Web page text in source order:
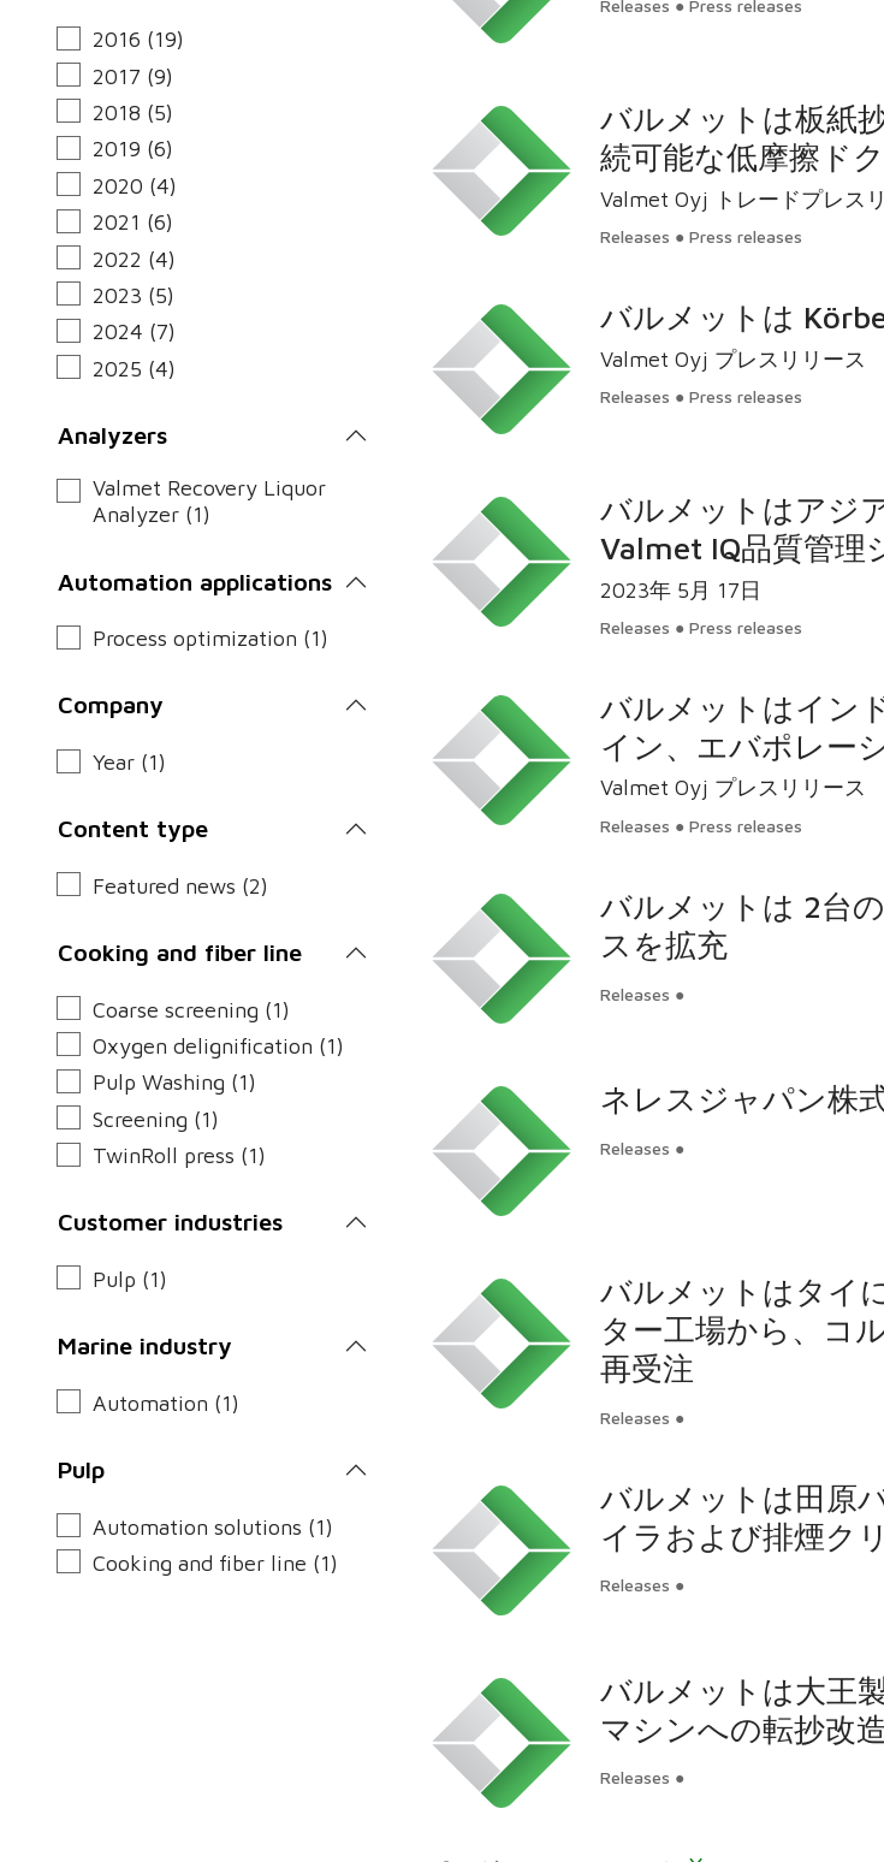
2016 (19)
2017 (9)
2018 (5)
2019 (6)
2020 (4)
2021 (6)
2022 (4)
2023 (5)
2024 (7)
2025 (4)
Analyzers
Valmet Recovery Liquor
Analyzer (1)
Automation applications
Process optimization (1)
Company
Year (1)
Content type
Featured news (2)
Cooking and fiber line
Coarse screening (1)
Oxygen delignification (1)
Pulp Washing (1)
Screening (1)
TwinRoll press (1)
Customer industries
Pulp (1)
Marine industry
Automation (1)
Pulp
Automation solutions (1)
Cooking and fiber line (1)
Releases ● Press releases
バルメットは板紙
続可能な低摩擦ド
Releases ● Press releases
バルメットは
Releases ● Press releases
バルメットはアジ
Valmet IQ品質管理
2023年 5月 17日
Releases ● Press releases
バルメットはイン
イン、エバポレー
Valmet Oyj プレスリリース
Releases ● Press releases
バルメットは 2台
スを拡充
Releases ●
ネレスジャパン株
Releases ●
バルメットはタイ
ター工場から、コ
再受注
Releases ●
バルメットは田原
イラおよび排煙ク
Releases ●
バルメットは大王
マシンへの転抄改
Releases ●